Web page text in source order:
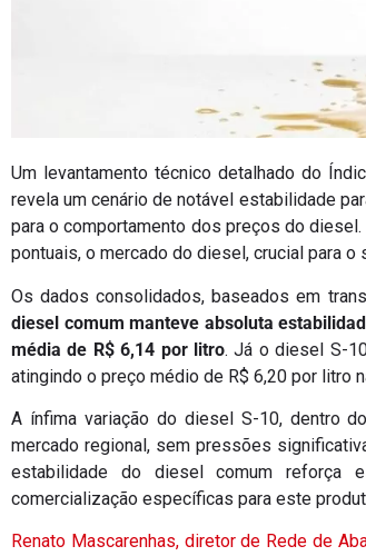
Um levantamento técnico detalhado do
revela um cenário de notável estabilidade
para o comportamento dos preços do
pontuais, o mercado do diesel, crucial para
Os dados consolidados, baseados em
diesel comum manteve absoluta
média de R$ 6,14 por litro. Já o diesel S-
atingindo o preço médio de R$ 6,20 por litro
A ínfima variação do diesel S-10, dentro
mercado regional, sem pressões
estabilidade do diesel comum reforça
comercialização específicas para este
Renato Mascarenhas, diretor de Rede de